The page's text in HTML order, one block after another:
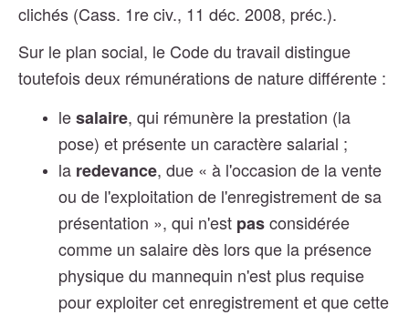
clichés (Cass. 1re civ., 11 déc. 2008, préc.).
Sur le plan social, le Code du travail distingue
toutefois deux rémunérations de nature différente :
lesalaire, qui rémunère la prestation (la
pose) et présente un caractère salarial ;
la redevance, due « à l'occasion de la vente
ou de l'exploitation de l'enregistrement de sa
présentation », qui n'est pasconsidérée
comme un salaire dès lors que la présence
physique du mannequin n'est plus requise
pour exploiter cet enregistrement et que cette